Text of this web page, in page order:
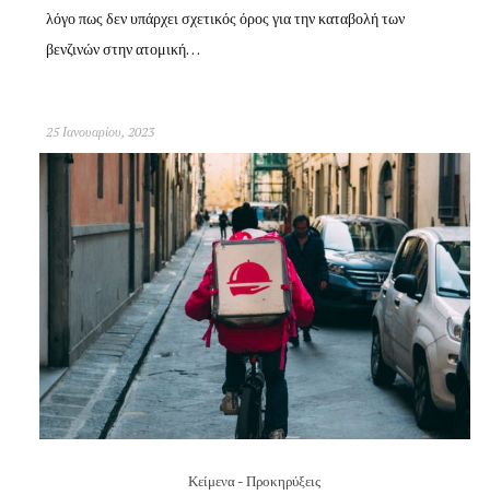
λόγο πως δεν υπάρχει σχετικός όρος για την καταβολή των
βενζινών στην ατομική…
25 Ιανουαρίου, 2023
Κείμενα - Προκηρύξεις